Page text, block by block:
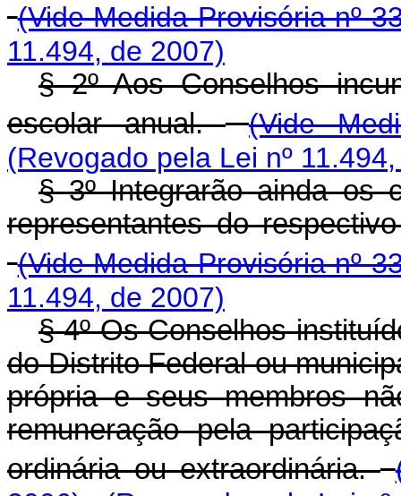
(Vide Medida Provisória nº
11.494, de 2007)
§ 2º Aos Conselhos
escolar anual.
(Vide
(Revogado pela Lei nº
§ 3º Integrarão ainda os
representantes do
(Vide Medida Provisória nº
11.494, de 2007)
§ 4º Os Conselhos
do Distrito Federal ou
própria e seus membros
remuneração pela
ordinária ou extraordinária.